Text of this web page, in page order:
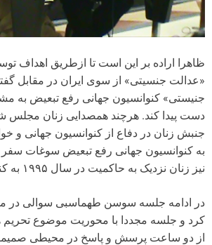
ظاهرا اراده بر این است تا ازطریق اهداف
«عدالت جنسیتی» از سوی ایران در مقابل
جنیستی» کنوانسیون جهانی رفع تبعیض به
دست پیدا کند. هرچند همصدایی زنان مجلس
جنبش زنان در دفاع از کنوانسیون جهانی و
به کنوانسیون جهانی رفع تبعیض سوغات سفر
نیز زنان نزدیک به حاکمیت در سال ۱۹۹۵ به کنفرانس پکن بود.۳
در ادامه جلسه سوسن طهماسبی سوالی در
کرد و جلسه مجددا با محوریت موضوع تحریم
از دو ساعت پرسش و پاسخ در محیطی